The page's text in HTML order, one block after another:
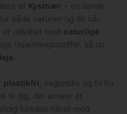
af Kystnær – en dansk
både naturen og dit hår.
udviklet med naturlige
tilsætningsstoffer, så du
plastikfri
, veganske og fri for
til dig, der ønsker at
forkæle håret med